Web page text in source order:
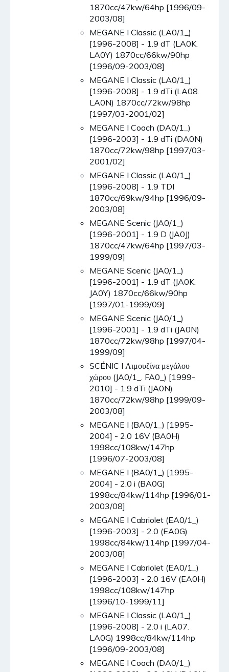
1870cc/47kw/64hp [1996/09-
2003/08]
MEGANE I Classic (LA0/1_)
[1996-2008] - 1.9 dT (LA0K.
LA0Y) 1870cc/66kw/90hp
[1996/09-2003/08]
MEGANE I Classic (LA0/1_)
[1996-2008] - 1.9 dTi (LA08.
LA0N) 1870cc/72kw/98hp
[1997/03-2001/02]
MEGANE I Coach (DA0/1_)
[1996-2003] - 1.9 dTi (DA0N)
1870cc/72kw/98hp [1997/03-
2001/02]
MEGANE I Classic (LA0/1_)
[1996-2008] - 1.9 TDI
1870cc/69kw/94hp [1996/09-
2003/08]
MEGANE Scenic (JA0/1_)
[1996-2001] - 1.9 D (JA0J)
1870cc/47kw/64hp [1997/03-
1999/09]
MEGANE Scenic (JA0/1_)
[1996-2001] - 1.9 dT (JA0K.
JA0Y) 1870cc/66kw/90hp
[1997/01-1999/09]
MEGANE Scenic (JA0/1_)
[1996-2001] - 1.9 dTi (JA0N)
1870cc/72kw/98hp [1997/04-
1999/09]
SCÉNIC I Λιμουζίνα μεγάλου
χώρου (JA0/1_. FA0_) [1999-
2010] - 1.9 dTi (JA0N)
1870cc/72kw/98hp [1999/09-
2003/08]
MEGANE I (BA0/1_) [1995-
2004] - 2.0 16V (BA0H)
1998cc/108kw/147hp
[1996/07-2003/08]
MEGANE I (BA0/1_) [1995-
2004] - 2.0 i (BA0G)
1998cc/84kw/114hp [1996/01-
2003/08]
MEGANE I Cabriolet (EA0/1_)
[1996-2003] - 2.0 (EA0G)
1998cc/84kw/114hp [1997/04-
2003/08]
MEGANE I Cabriolet (EA0/1_)
[1996-2003] - 2.0 16V (EA0H)
1998cc/108kw/147hp
[1996/10-1999/11]
MEGANE I Classic (LA0/1_)
[1996-2008] - 2.0 i (LA07.
LA0G) 1998cc/84kw/114hp
[1996/09-2003/08]
MEGANE I Coach (DA0/1_)